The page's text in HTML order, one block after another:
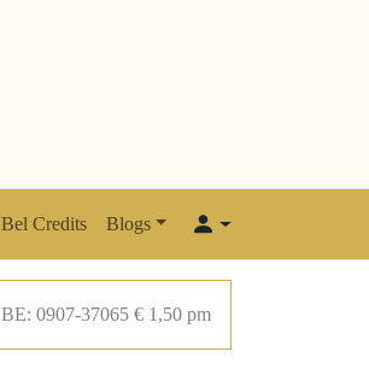
Bel Credits Blogs
BE: 0907-37065 € 1,50 pm